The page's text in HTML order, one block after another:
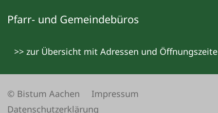
Pfarr- und Gemeindebüros
>> zur Übersicht mit Adressen und
© Bistum Aachen
Impressum
Datenschutzerklärung